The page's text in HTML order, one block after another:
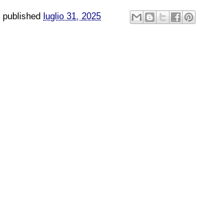
published luglio 31, 2025